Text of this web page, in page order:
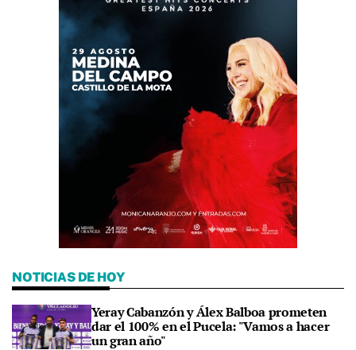
NOTICIAS DE HOY
Yeray Cabanzón y Álex Balboa prometen
dar el 100% en el Pucela: "Vamos a hacer
un gran año"